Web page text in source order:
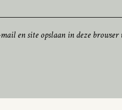
en site opslaan in deze